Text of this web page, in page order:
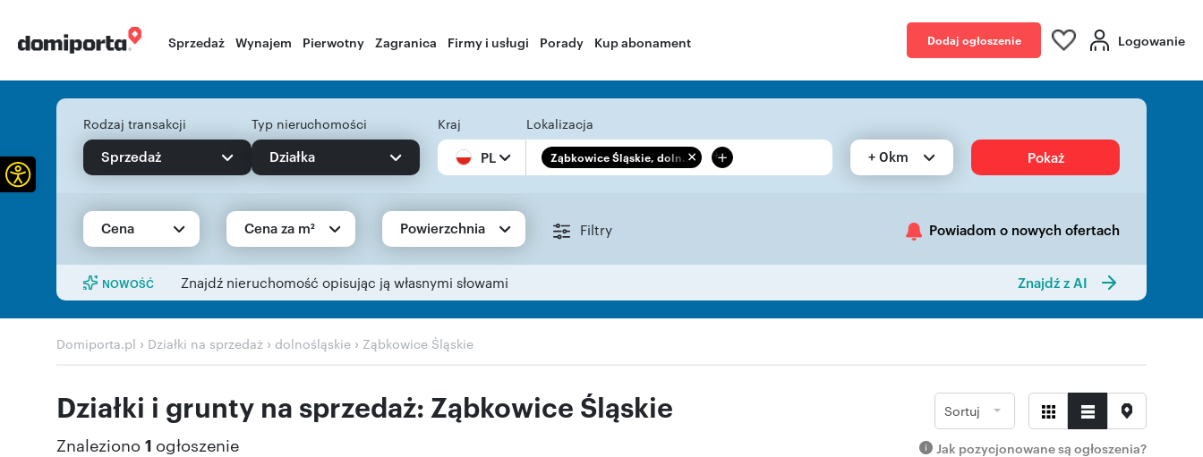
Sprzedaż Wynajem Pierwotny Zagranica Firmy i usługi Porady Kup abonament Dodaj ogłoszenie Logowanie
Rodzaj transakcji
Sprzedaż
Typ nieruchomości
Działka
Kraj
PL
Lokalizacja
Ząbkowice Śląskie, doln... + + 0km Pokaż
Cena Cena za m² Powierzchnia Filtry Powiadom o nowych ofertach
NOWOŚĆ Znajdź nieruchomość opisując ją własnymi słowami Znajdź z AI
Domiporta.pl › Działki na sprzedaż › dolnośląskie › Ząbkowice Śląskie
Działki i grunty na sprzedaż: Ząbkowice Śląskie
Znaleziono 1 ogłoszenie
Sortuj
Jak pozycjonowane są ogłoszenia?
Otwórz pasek narzędzi